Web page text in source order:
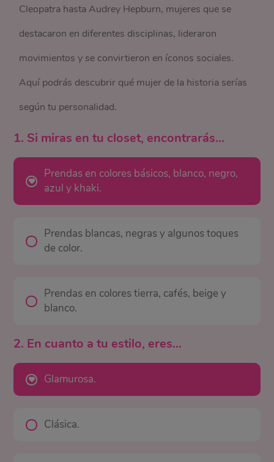
Cleopatra hasta Audrey Hepburn, mujeres que se
destacaron en diferentes disciplinas, lideraron
movimientos y se convirtieron en íconos sociales.
Aquí podrás descubrir qué mujer de la historia serías
según tu personalidad.
1. Si miras en tu closet, encontrarás…
Prendas en colores básicos, blanco, negro,
azul y khaki.
Prendas blancas, negras y algunos toques
de color.
Prendas en colores tierra, cafés, beige y
blanco.
2. En cuanto a tu estilo, eres…
Glamurosa.
Clásica.